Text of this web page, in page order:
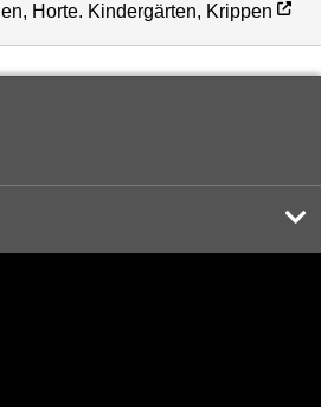
Horte. Kindergärten, Krippen